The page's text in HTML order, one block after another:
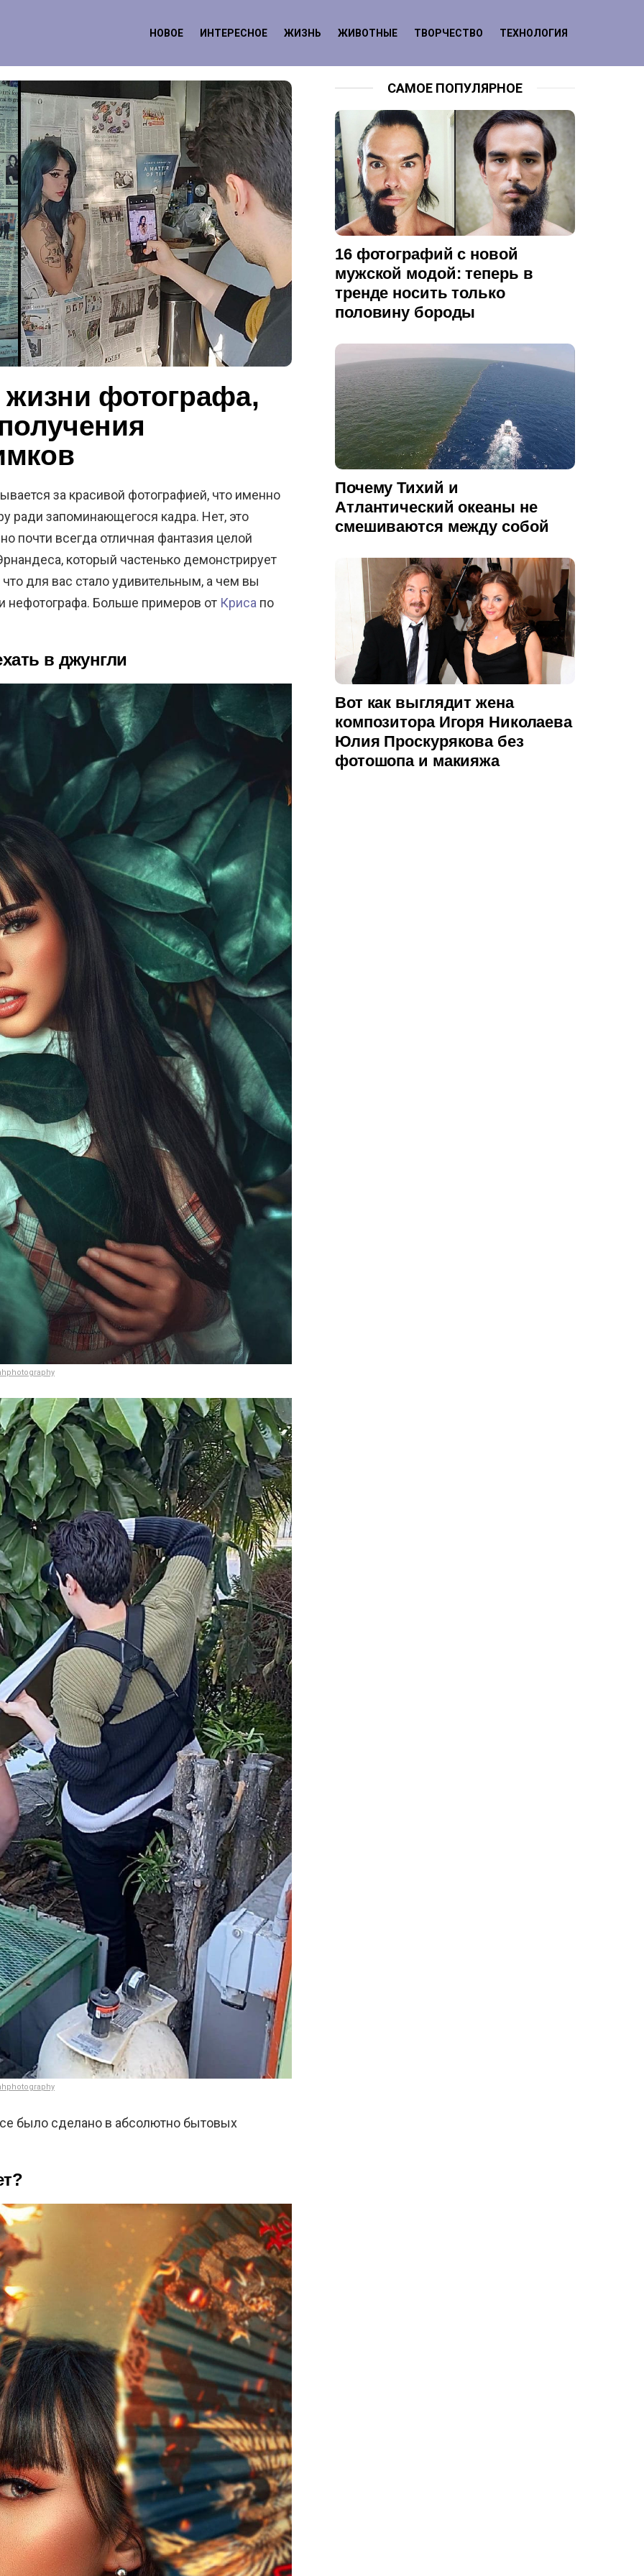
НОВОЕ ИНТЕРЕСНОЕ ЖИЗНЬ ЖИВОТНЫЕ ТВОРЧЕСТВО ТЕХНОЛОГИЯ
фотографа,
за красивой фотографией, что именно
ради запоминающегося кадра. Нет, это
почти всегда отличная фантазия целой
который частенько демонстрирует
для вас стало удивительным, а чем вы
Больше примеров от Криса по
в джунгли
было сделано в абсолютно бытовых
САМОЕ ПОПУЛЯРНОЕ
16 фотографий с новой
мужской модой: теперь в
тренде носить только
половину бороды
Почему Тихий и
Атлантический океаны не
смешиваются между собой
Вот как выглядит жена
композитора Игоря Николаева
Юлия Проскурякова без
фотошопа и макияжа